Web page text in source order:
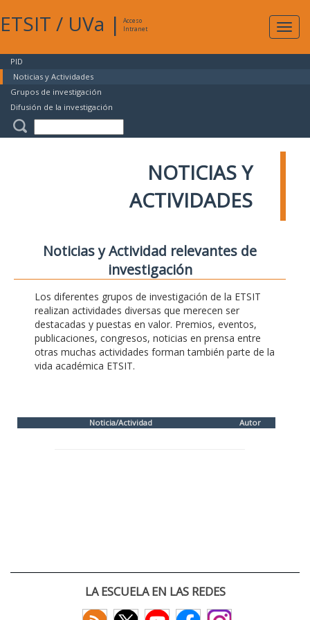
ETSIT / UVa |
Acceso
Intranet
PID
Noticias y Actividades
Grupos de investigación
Difusión de la investigación
NOTICIAS Y
ACTIVIDADES
Noticias y Actividad relevantes de
investigación
Los diferentes grupos de investigación de la ETSIT
realizan actividades diversas que merecen ser
destacadas y puestas en valor. Premios, eventos,
publicaciones, congresos, noticias en prensa entre
otras muchas actividades forman también parte de la
vida académica ETSIT.
Noticia/Actividad Autor
LA ESCUELA EN LAS REDES